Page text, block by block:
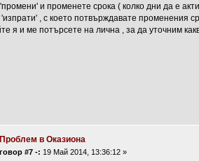
и променете срока ( колко дни да е
, с което потвърждавате променения
я и ме потърсете на лична , за да уточним
в Оказиона
#7 -: 19 Май 2014, 13:36:12 »